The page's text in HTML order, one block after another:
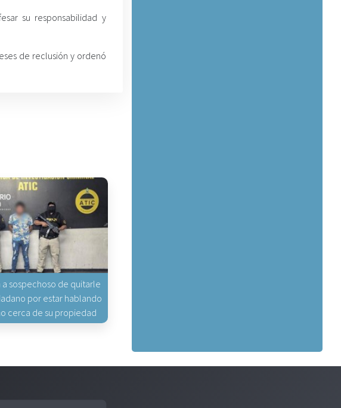
su responsabilidad y
de reclusión y ordenó
a sospechoso de quitarle
por estar hablando
cerca de su propiedad